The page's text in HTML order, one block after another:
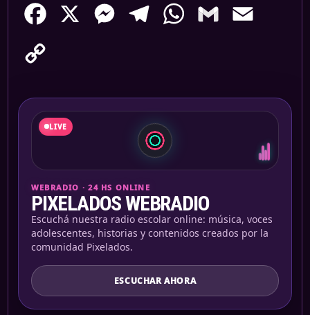
Facebook MessengerTelegramWhatsAppGmail
LIVE
WEBRADIO · 24 HS ONLINE
PIXELADOS WEBRADIO
Escuchá nuestra radio escolar online: música, voces
adolescentes, historias y contenidos creados por la
comunidad Pixelados.
ESCUCHAR AHORA